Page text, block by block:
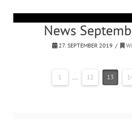
News
27. SEPTEMBER 2019
1 ... 12 13